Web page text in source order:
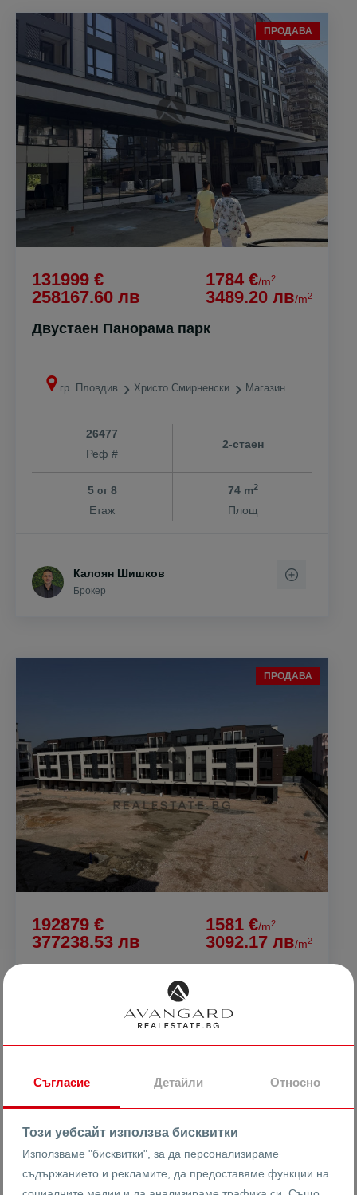
ПРОДАВА
131999 €
258167.60 лв
1784 €/m2
3489.20 лв/m2
Двустаен Панорама парк
гр. Пловдив Христо Смирненски Магазин ЛИДЛ
26477
Реф #
2-стаен
5 от8
Етаж
74 m2
Площ
Калоян Шишков
Брокер
ПРОДАВА
192879 €
377238.53 лв
1581 €/m2
3092.17 лв/m2
26475
3от 4
Етаж
122 m
Площ
Съгласие Детайли Относно
Този уебсайт използва бисквитки
Използваме "бисквитки", за да персонализираме
съдържанието и рекламите, да предоставяме функции на